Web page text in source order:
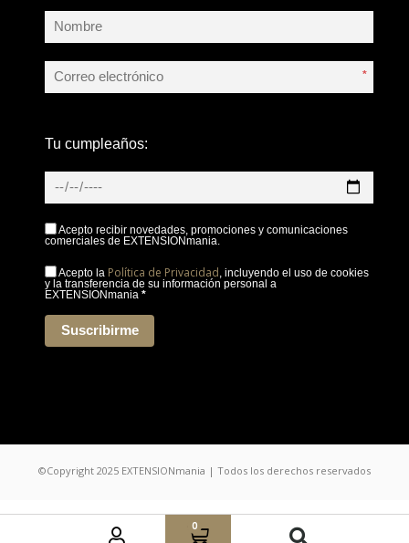
0
*
Tu cumpleaños:
Acepto recibir novedades, promociones y comunicaciones
comerciales de EXTENSIONmania.
Acepto la Política de Privacidad , incluyendo el uso de cookies
y la transferencia de su información personal a
EXTENSIONmania *
Suscribirme
©Copyright 2025 EXTENSIONmania | Todos los derechos reservados